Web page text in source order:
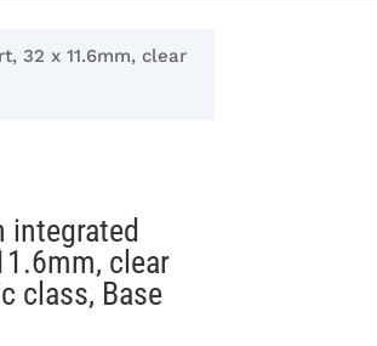
32 x 11.6mm, clear
integrated
clear
class, Base